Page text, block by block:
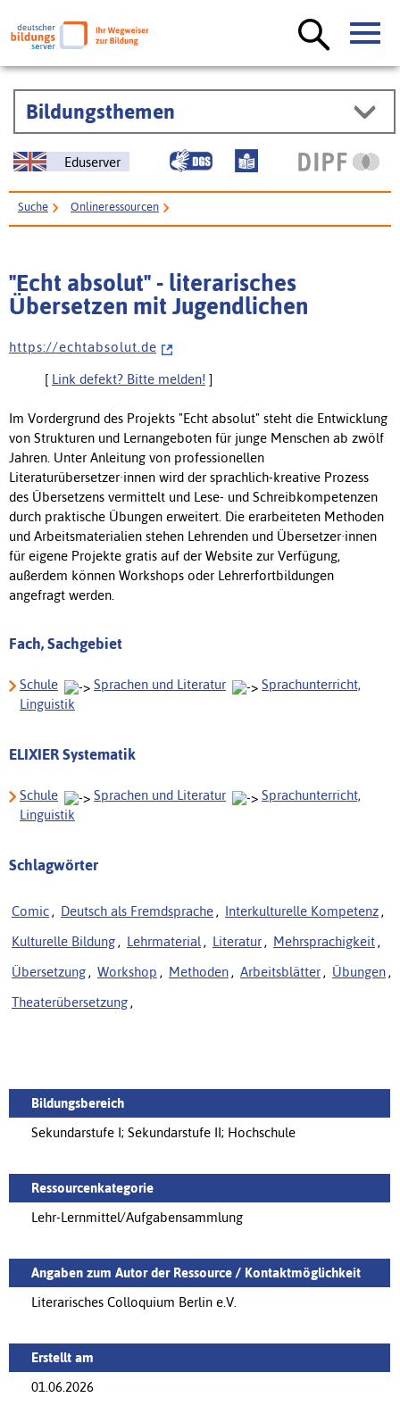
Bildungsthemen
Eduserver
Suche Onlineressourcen
"Echt absolut" - literarisches
Übersetzen mit Jugendlichen
h t t p s : / / e c h t a b s o l u t . d e
[ Link defekt? Bitte melden! ]
Im Vordergrund des Projekts "Echt absolut" steht die Entwicklung
von Strukturen und Lernangeboten für junge Menschen ab zwölf
Jahren. Unter Anleitung von professionellen
Literaturübersetzer·innen wird der sprachlich-kreative Prozess
des Übersetzens vermittelt und Lese- und Schreibkompetenzen
durch praktische Übungen erweitert. Die erarbeiteten Methoden
und Arbeitsmaterialien stehen Lehrenden und Übersetzer·innen
für eigene Projekte gratis auf der Website zur Verfügung,
außerdem können Workshops oder Lehrerfortbildungen
angefragt werden.
Fach, Sachgebiet
Schule Sprachen und Literatur
Sprachunterricht,
Linguistik
ELIXIER Systematik
Schule Sprachen und Literatur
Sprachunterricht,
Linguistik
Schlagwörter
Comic , Deutsch als Fremdsprache , Interkulturelle Kompetenz ,
Kulturelle Bildung , Lehrmaterial , Literatur , Mehrsprachigkeit ,
Übersetzung , Workshop , Methoden , Arbeitsblätter , Übungen ,
Theaterübersetzung ,
Bildungsbereich
Sekundarstufe I; Sekundarstufe II; Hochschule
Ressourcenkategorie
Lehr-Lernmittel/Aufgabensammlung
Angaben zum Autor der Ressource / Kontaktmöglichkeit
Literarisches Colloquium Berlin e.V.
Erstellt am
01.06.2026